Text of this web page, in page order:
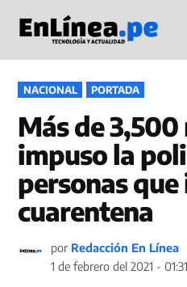
contenido
PUBLICADO
EN
NACIONAL PORTADA
Más de
impuso la
personas
cuarentena
por Redacción En Línea
1 de febrero del 2021 -